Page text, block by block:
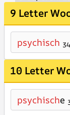
9 Letter
psychisch 34
10 Letter
psychische